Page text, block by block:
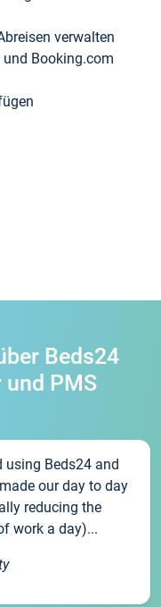
verwalten
Booking.com
Beds24
und PMS
using Beds24 and
our day to day
reducing the
work a day)...